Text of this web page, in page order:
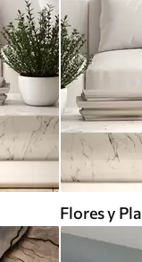
Flores y